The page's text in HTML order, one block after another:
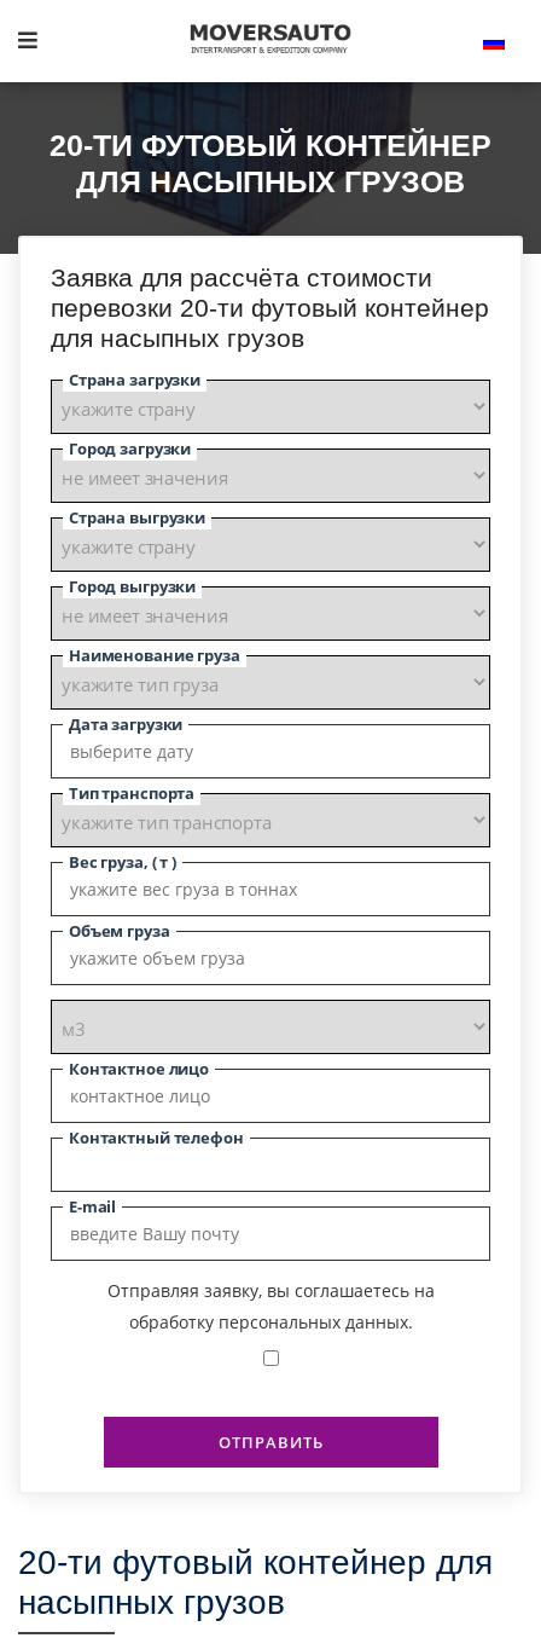
20-ТИ ФУТОВЫЙ КОНТЕЙНЕР
ДЛЯ НАСЫПНЫХ ГРУЗОВ
Заявка для рассчёта стоимости
перевозки 20-ти футовый контейнер
для насыпных грузов
Страна загрузки
Город загрузки
Страна выгрузки
Город выгрузки
Наименование груза
Дата загрузки
Тип транспорта
Вес груза, ( т )
Объем груза
Контактное лицо
Контактный телефон
E-mail
Отправляя заявку, вы соглашаетесь на
обработку персональных данных.
ОТПРАВИТЬ
20-ти футовый контейнер для
насыпных грузов
Узнать стоимость
перевозки
Город загрузки
Страна выгрузки